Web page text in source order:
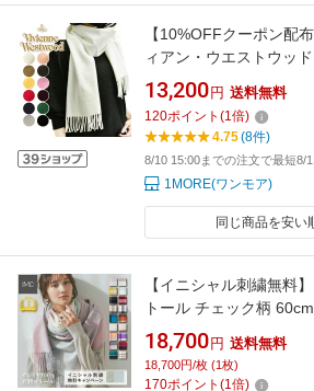
【10%OFFクーポン配
ィアン・ウエストウッ
ヴィヴィアン 正規品 ウ
Westwood レディース
ンタイン ホワイトデー
13,200 円 送料無料
120ポイント (1倍)
4.75(8件)
8/10 15:00までの注文で最短8/
1MORE(ワンモア)
同じ商品を安い
【イニシャル刺繍無料
トール チェック柄
【 カシミア 刺しゅう レ
ミヤストール ギフト 誕
ワイトデー 】
18,700 円 送料無料
18,700円/枚 (1枚)
170ポイント (1倍)